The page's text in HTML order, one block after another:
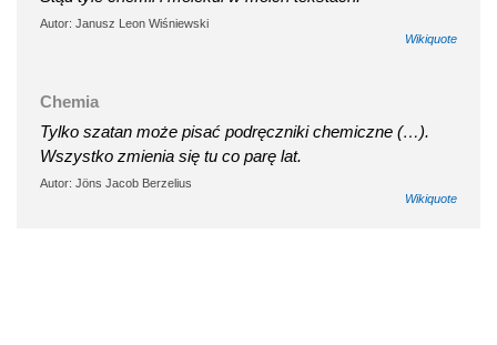
Autor: Janusz Leon Wiśniewski
Wikiquote
Chemia
Tylko szatan może pisać podręczniki chemiczne (…).
Wszystko zmienia się tu co parę lat.
Autor: Jöns Jacob Berzelius
Wikiquote